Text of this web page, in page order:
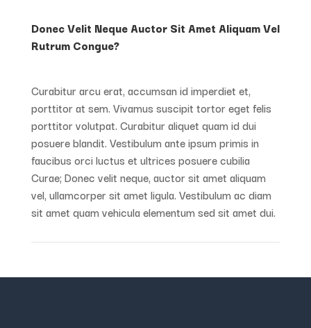
Donec Velit Neque Auctor Sit Amet Aliquam Vel
Rutrum Congue?
Curabitur arcu erat, accumsan id imperdiet et,
porttitor at sem. Vivamus suscipit tortor eget felis
porttitor volutpat. Curabitur aliquet quam id dui
posuere blandit. Vestibulum ante ipsum primis in
faucibus orci luctus et ultrices posuere cubilia
Curae; Donec velit neque, auctor sit amet aliquam
vel, ullamcorper sit amet ligula. Vestibulum ac diam
sit amet quam vehicula elementum sed sit amet dui.